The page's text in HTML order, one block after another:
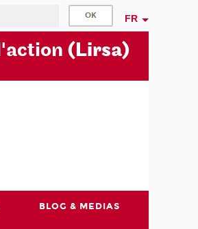
FR
(Lirsa)
BLOG & MEDIAS